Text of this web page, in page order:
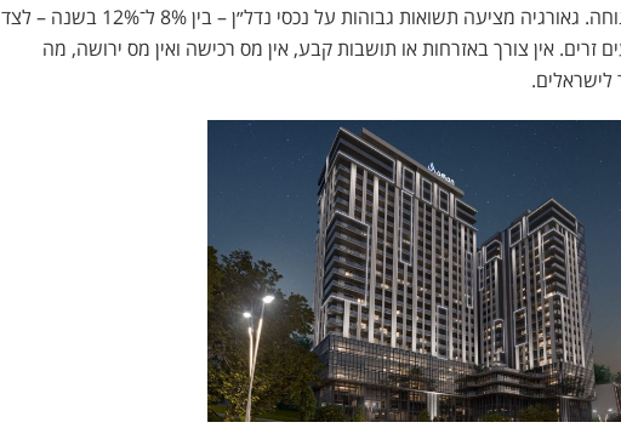
יציבות כלכלית יחסית ומדיניות מיסוי נוחה. גאורגיה מציעה תשואות גבוהות על נכסי נדל״ן – בין 8% ל־12% בשנה – לצד
זרים. אין צורך באזרחות או תושבות קבע, אין מס רכישה ואין מס ירושה, מה
לישראלים.